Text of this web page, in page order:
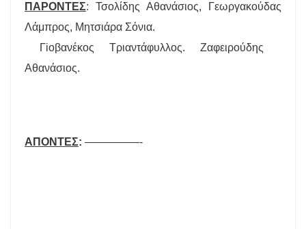
ΠΑΡΟΝΤΕΣ: Τσολίδης Αθανάσιος, Γεωργακούδας
Λάμπρος, Μητσιάρα Σόνια.
Γioβανέκος Τριαντάφυλλος. Ζαφειρούδης
Αθανάσιος.
ΑΠΟΝΤΕΣ: —————-